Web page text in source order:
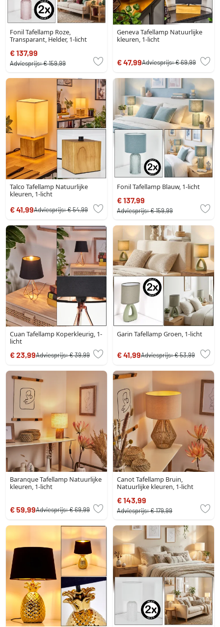
Fonil Tafellamp Roze,
Transparant, Helder, 1-licht
€ 137,99
Adviesprijs:€ 159,99
Geneva Tafellamp Natuurlijke
kleuren, 1-licht
€ 47,99Adviesprijs:€ 69,99
Talco Tafellamp Natuurlijke
kleuren, 1-licht
€ 41,99Adviesprijs:€ 54,99
Fonil Tafellamp Blauw, 1-licht
€ 137,99
Adviesprijs:€ 159,99
Cuan Tafellamp Koperkleurig, 1-
licht
€ 23,99Adviesprijs:€ 39,99
Garin Tafellamp Groen, 1-licht
€ 41,99Adviesprijs:€ 53,99
Baranque Tafellamp Natuurlijke
kleuren, 1-licht
€ 59,99Adviesprijs:€ 69,99
Canot Tafellamp Bruin,
Natuurlijke kleuren, 1-licht
€ 143,99
Adviesprijs:€ 179,99